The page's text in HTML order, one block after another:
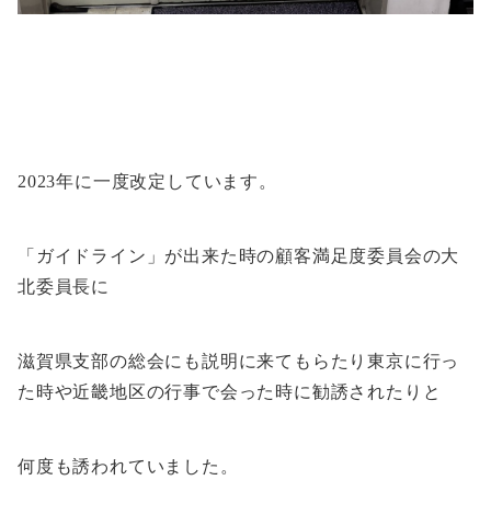
2023年に一度改定しています。
「ガイドライン」が出来た時の顧客満足度委員会の大
北委員長に
滋賀県支部の総会にも説明に来てもらたり東京に行っ
た時や近畿地区の行事で会った時に勧誘されたりと
何度も誘われていました。